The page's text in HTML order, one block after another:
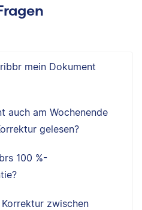
mein Dokument
auch am Wochenende
gelesen?
100 %-
zwischen